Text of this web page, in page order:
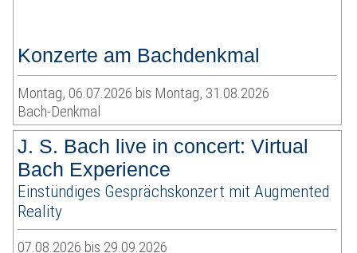
Konzerte am Bachdenkmal
Montag, 06.07.2026 bis Montag, 31.08.2026
Bach-Denkmal
J. S. Bach live in concert: Virtual
Bach Experience
Einstündiges Gesprächskonzert mit Augmented
Reality
07.08.2026 bis 29.09.2026